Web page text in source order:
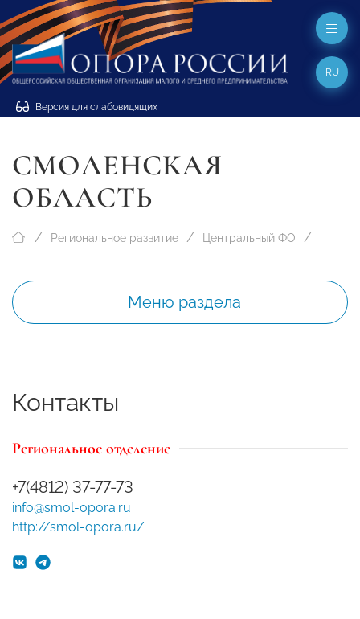
Версия для слабовидящих
RU
СМОЛЕНСКАЯ
ОБЛАСТЬ
Региональное развитие Центральный ФО
Меню раздела
Контакты
Региональное отделение
+7(4812) 37-77-73
info@smol-opora.ru
http://smol-opora.ru/